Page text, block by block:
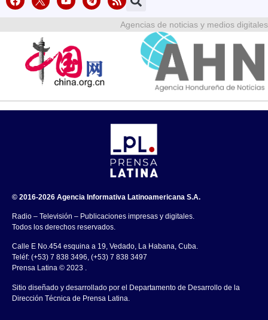
Agencias de noticias y medios digitales
© 2016-2026 Agencia Informativa Latinoamericana S.A.
Radio – Televisión – Publicaciones impresas y digitales.
Todos los derechos reservados.
Calle E No.454 esquina a 19, Vedado, La Habana, Cuba.
Teléf: (+53) 7 838 3496, (+53) 7 838 3497
Prensa Latina © 2023 .
Sitio diseñado y desarrollado por el Departamento de Desarrollo de la
Dirección Técnica de Prensa Latina.